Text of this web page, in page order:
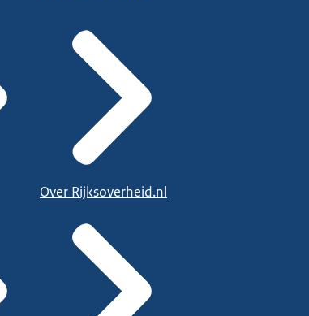
Over Rijksoverheid.nl